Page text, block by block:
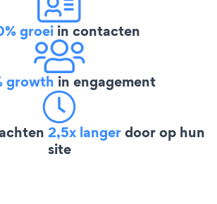
groei in contacten
growth in engagement
2,5x langerdoor op hun
site